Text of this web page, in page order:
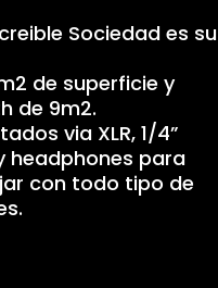
Sociedad es su
de superficie y
de 9m2.
via XLR, 1/4”
headphones para
con todo tipo de